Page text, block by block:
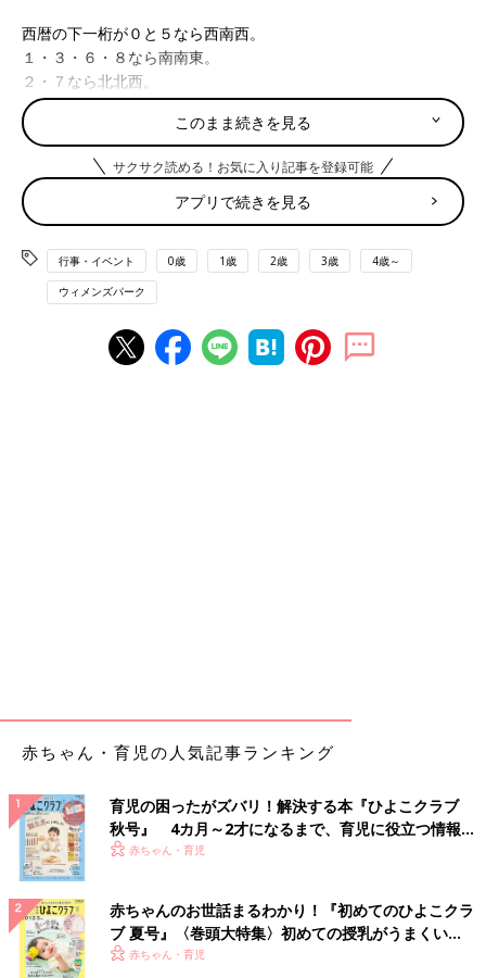
西暦の下一桁が０と５なら西南西。
１・３・６・８なら南南東。
２・７なら北北西。
４・９は東北東。
2022年の恵方は、下一桁が２なので北北西となるんです。
ちなみに恵方とは、その年の福徳を司る神様のいる方向のことで
す。
恵方巻の由来は？
「豆まきは、豆で鬼を追い払う意味なのはわかるけれど、太巻き
を食べるのって意味もわからず食べてます（笑）」
恵方巻は、神様のいる方角（恵方）を向いて食べると吉となると
恵方巻は福やご縁を巻き込んだ太巻きなので、縁や福が切れたり
しないよう切らずに丸ごと食べると良いとされているそうです。
「なぜ、無言で食べないといけないの？」
どうやらしゃべると運が逃げてしまうため、無言で黙々と食すべ
し。
具は七福神にあやかり7種類の具が入った太巻きが望ましいそう
です。
お子さんに教えてあげましょう。節分のこと＆楽しみ方
このまま続きを見る
サクサク読める！お気に入り記事を登録可能
アプリで続きを見る
行事・イベント 0歳 1歳 2歳 3歳 4歳～
ウィメンズパーク
赤ちゃん・育児の人気記事ランキング
育児の困ったがズバリ！解決する本『ひよこクラブ
秋号』 4カ月～2才になるまで、育児に役立つ情報が
いっぱい！
赤ちゃん・育児
赤ちゃんのお世話まるわかり！『初めてのひよこクラ
ブ 夏号』〈巻頭大特集〉初めての授乳がうまくい
く！ おっぱい・ミルクの基本と夏のトラブル 解決テ
赤ちゃん・育児